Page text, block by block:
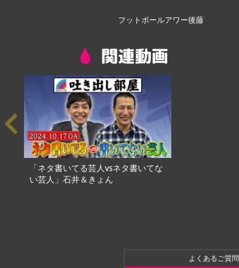
フットボールアワー後藤
関連動画
「ネタ書いてる芸人vsネタ書いてな
い芸人」石井＆きょん
よくあるご質問